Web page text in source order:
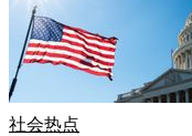
社会热点